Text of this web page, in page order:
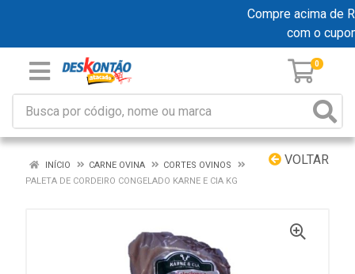
Compre acima de
com o
0
VOLTAR
INÍCIO CARNE OVINA
CORTES OVINOS
PALETA DE CORDEIRO CONGELADO KARNE E CIA KG